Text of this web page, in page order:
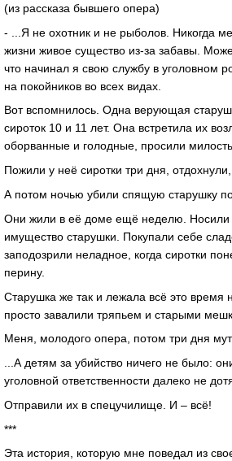
(из рассказа бывшего опера)
- ...Я не охотник и не рыболов. Никогда
жизни живое существо из-за забавы.
что начинал я свою службу в уголовном
на покойников во всех видах.
Вот вспомнилось. Одна верующая
сироток 10 и 11 лет. Она встретила их
оборванные и голодные, просили
Пожили у неё сиротки три дня,
А потом ночью убили спящую старушку
Они жили в её доме ещё неделю. Носили
имущество старушки. Покупали себе
заподозрили неладное, когда сиротки
перину.
Старушка же так и лежала всё это время
просто завалили тряпьем и старыми
Меня, молодого опера, потом три дня
...А детям за убийство ничего не было:
уголовной ответственности далеко не
Отправили их в спецучилище. И – всё!
***
Эта история, которую мне поведал из